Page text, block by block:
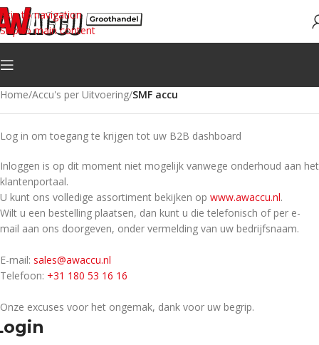
Skip to navigation
Skip to main content
Home/Accu's per Uitvoering/SMF accu
Log in om toegang te krijgen tot uw B2B dashboard
Inloggen is op dit moment niet mogelijk vanwege onderhoud aan het
klantenportaal.
U kunt ons volledige assortiment bekijken op www.awaccu.nl.
Wilt u een bestelling plaatsen, dan kunt u die telefonisch of per e-
mail aan ons doorgeven, onder vermelding van uw bedrijfsnaam.
E-mail: sales@awaccu.nl
Telefoon: +31 180 53 16 16
Onze excuses voor het ongemak, dank voor uw begrip.